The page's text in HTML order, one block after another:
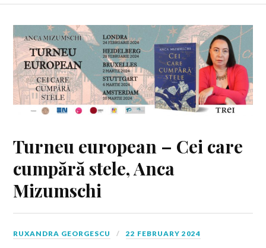
Turneu european – Cei care
cumpără stele, Anca
Mizumschi
RUXANDRA GEORGESCU 22 FEBRUARY 2024